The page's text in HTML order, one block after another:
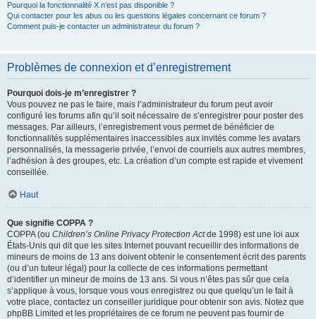
Pourquoi la fonctionnalité X n’est pas disponible ?
Qui contacter pour les abus ou les questions légales concernant ce forum ?
Comment puis-je contacter un administrateur du forum ?
Problèmes de connexion et d’enregistrement
Pourquoi dois-je m’enregistrer ?
Vous pouvez ne pas le faire, mais l’administrateur du forum peut avoir
configuré les forums afin qu’il soit nécessaire de s’enregistrer pour poster des
messages. Par ailleurs, l’enregistrement vous permet de bénéficier de
fonctionnalités supplémentaires inaccessibles aux invités comme les avatars
personnalisés, la messagerie privée, l’envoi de courriels aux autres membres,
l’adhésion à des groupes, etc. La création d’un compte est rapide et vivement
conseillée.
Haut
Que signifie COPPA ?
COPPA (ou Children’s Online Privacy Protection Actde 1998) est une loi aux
États-Unis qui dit que les sites Internet pouvant recueillir des informations de
mineurs de moins de 13 ans doivent obtenir le consentement écrit des parents
(ou d’un tuteur légal) pour la collecte de ces informations permettant
d’identifier un mineur de moins de 13 ans. Si vous n’êtes pas sûr que cela
s’applique à vous, lorsque vous vous enregistrez ou que quelqu’un le fait à
votre place, contactez un conseiller juridique pour obtenir son avis. Notez que
phpBB Limited et les propriétaires de ce forum ne peuvent pas fournir de